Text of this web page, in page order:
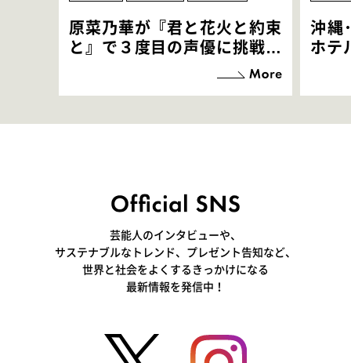
原菜乃華が『君と花火と約束
と』で３度目の声優に挑戦！
「お邪魔させてもらっている
感覚ですが､お芝居に没頭で
沖縄
ホテ
芸能人のインタビューや、
サステナブルなトレンド、プレゼント告知など、
世界と社会をよくするきっかけになる
最新情報を発信中！